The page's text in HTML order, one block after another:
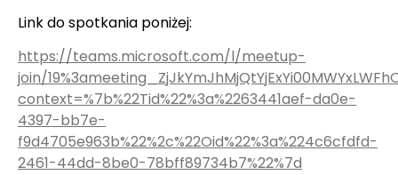
Link do spotkania poniżej:
https://teams.microsoft.com/l/meetup-
join/
context=%7b%22Tid%22%3a%2263441aef-da0e-
4397-bb7e-
f9d4705e963b%22%2c%22Oid%22%3a%224c6cfdfd-
2461-44dd-8be0-78bff89734b7%22%7d